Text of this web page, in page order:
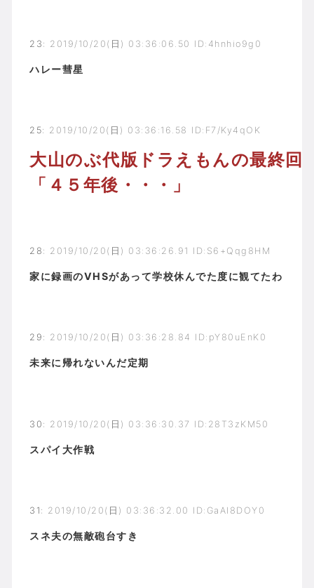
23 : 2019/10/20(日) 03:36:06.50 ID:4hnhio9g0
ハレー彗星
25: 2019/10/20(日) 03:36:16.58 ID:F7/Ky4qOK
大山のぶ代版ドラえもんの最終回
「４５年後・・・」
28 : 2019/10/20(日) 03:36:26.91 ID:S6+Qqg8HM
家に録画のVHSがあって学校休んでた度に観てたわ
29 : 2019/10/20(日) 03:36:28.84 ID:pY80uEnK0
未来に帰れないんだ定期
30 : 2019/10/20(日) 03:36:30.37 ID:28T3zKM50
スパイ大作戦
31 : 2019/10/20(日) 03:36:32.00 ID:GaAI8DOY0
スネ夫の無敵砲台すき